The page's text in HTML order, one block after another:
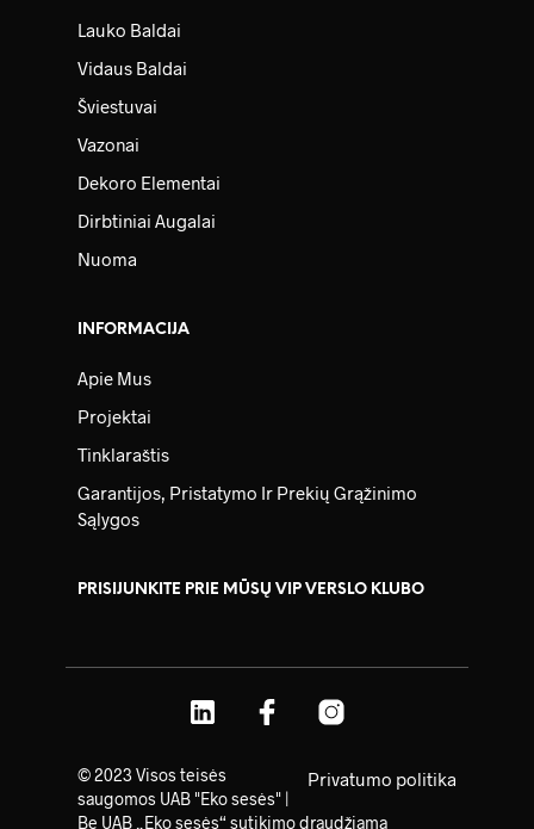
Lauko Baldai
Vidaus Baldai
Šviestuvai
Vazonai
Dekoro Elementai
Dirbtiniai Augalai
Nuoma
INFORMACIJA
Apie Mus
Projektai
Tinklaraštis
Garantijos, Pristatymo Ir Prekių Grąžinimo
Sąlygos
PRISIJUNKITE PRIE MŪSŲ VIP VERSLO KLUBO
Privatumo politika
© 2023 Visos teisės
saugomos UAB "Eko sesės" |
Be UAB „Eko sesės“ sutikimo draudžiama